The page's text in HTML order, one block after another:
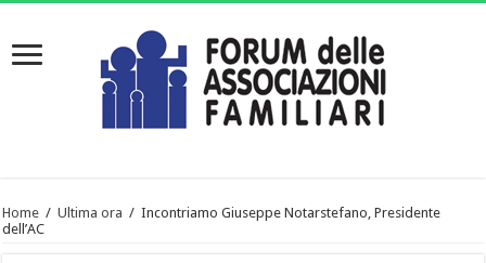
Home / Ultima ora / Incontriamo Giuseppe Notarstefano, Presidente
dell’AC